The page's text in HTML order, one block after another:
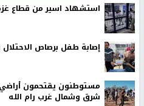
استشهاد اسير من قطاع
إصابة طفل برصاص
مستوطنون يقتحمون
شرق وشمال غرب رام الله